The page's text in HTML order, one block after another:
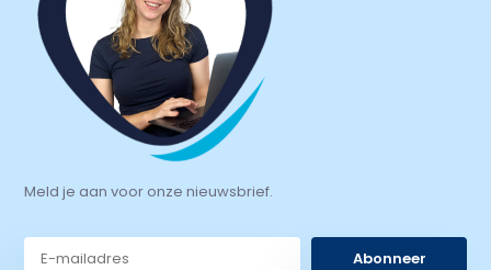
Meld je aan voor onze nieuwsbrief.
Abonneer